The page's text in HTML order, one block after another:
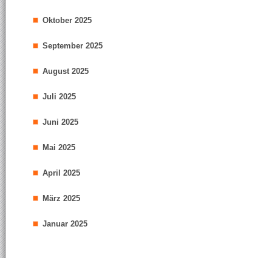
Oktober 2025
September 2025
August 2025
Juli 2025
Juni 2025
Mai 2025
April 2025
März 2025
Januar 2025